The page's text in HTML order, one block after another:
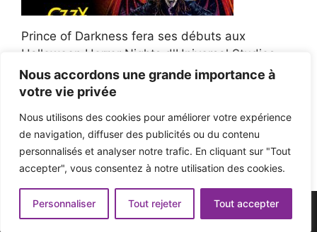
Nous accordons une grande importance à
votre vie privée
Nous utilisons des cookies pour améliorer votre expérience
de navigation, diffuser des publicités ou du contenu
personnalisés et analyser notre trafic. En cliquant sur "Tout
accepter", vous consentez à notre utilisation des cookies.
Personnaliser Tout rejeter Tout accepter
Prince of Darkness fera ses débuts aux
Halloween Horror Nights d'Universal Studios
Afroman poursuit un policier de l'Ohio après la
victoire du jury en diffamation
© 2026 - Pop'n Music -